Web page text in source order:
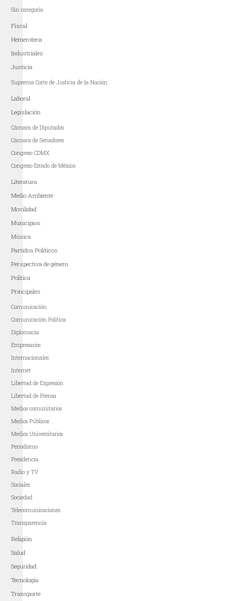
Sin categoría
Fiscal
Hemeroteca
Industriales
Justicia
Suprema Corte de Justicia de la Nación
Laboral
Legislación
Cámara de Diputados
Cámara de Senadores
Congreso CDMX
Congreso Estado de México
Literatura
Medio Ambiente
Movilidad
Municipios
Música
Partidos Políticos
Perspectiva de género
Política
Principales
Comunicación
Comunicación Política
Diplomacia
Empresarios
Internacionales
Internet
Libertad de Expresión
Libertad de Prensa
Medios comunitarios
Medios Públicos
Medios Universitarios
Periodismo
Presidencia
Radio y TV
Sociales
Sociedad
Telecomunicaciones
Transparencia
Religión
Salud
Seguridad
Tecnología
Transporte